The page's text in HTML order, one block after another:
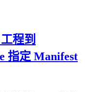
程到
指定 Manifest